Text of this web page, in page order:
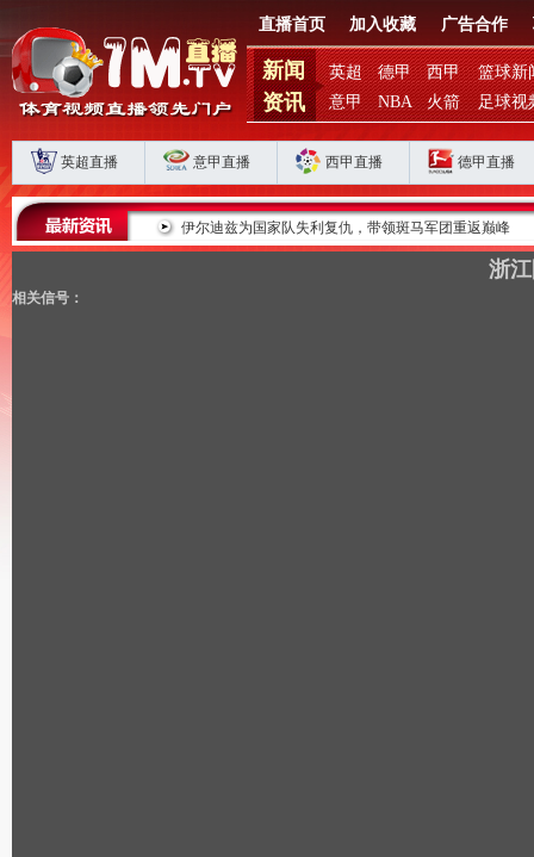
直播首页 加入收藏 广告合作
新闻
资讯
英超 德甲 西甲
篮球新
意甲
NBA 火箭 足球视
英超直播 意甲直播 西甲直播 德甲直播
扣分时代生存 伊尔迪兹为国家队失利复仇，带领斑马军团重返巅峰
浙
相关信号：